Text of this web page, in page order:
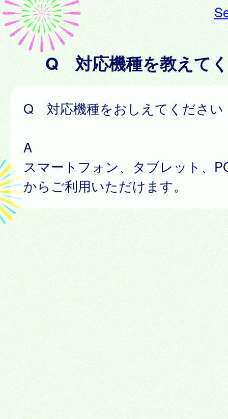
Q 対応機種を教えて
Q 対応機種をおしえてください
A
スマートフォン、タブレット、
からご利用いただけます。